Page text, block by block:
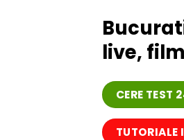
live,
CERE TEST
TUTORIALE